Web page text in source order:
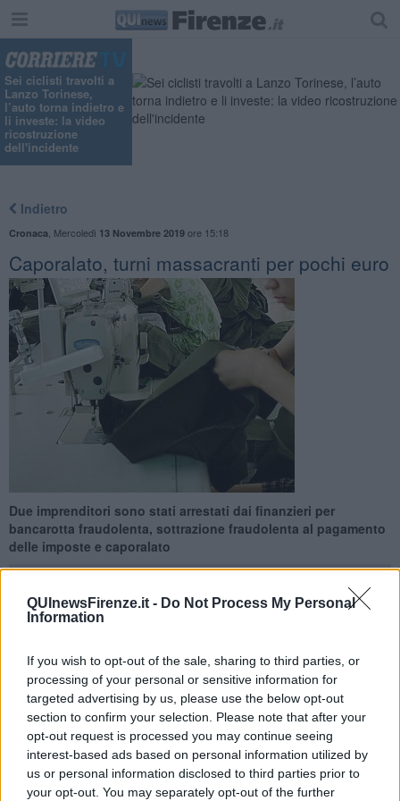
QUInewsFirenze.it - Do Not Process My Personal
Information
If you wish to opt-out of the sale, sharing to third parties, or
processing of your personal or sensitive information for
targeted advertising by us, please use the below opt-out
section to confirm your selection. Please note that after your
opt-out request is processed you may continue seeing
interest-based ads based on personal information utilized by
us or personal information disclosed to third parties prior to
your opt-out. You may separately opt-out of the further
Sei ciclisti travolti a
Lanzo Torinese,
l’auto torna indietro e
li investe: la video
ricostruzione
dell'incidente
Indietro
Cronaca Mercoledì 13 Novembre 2019ore 15:18
Caporalato, turni massacranti per pochi euro
Due imprenditori sono stati arrestati dai finanzieri per
bancarotta fraudolenta, sottrazione fraudolenta al pagamento
delle imposte e caporalato
FIRENZE —Alcune aziende attive nell'hinterland fiorentino nella
produzione di calzature avevano maturato forti debiti tributari con
l’erario impiegandopersonale di origine extracomunitaria
prestava la propria opera conpesanti turni giornalieri anche di
12 ore , festivi inclusi, ad unaretribuzione media oraria al di sotto
dei 3 euro .
I militari del Comando Provinciale della Guardia di Finanza di
Firenze hanno eseguito un’ordinanza dicustodia cautelare in